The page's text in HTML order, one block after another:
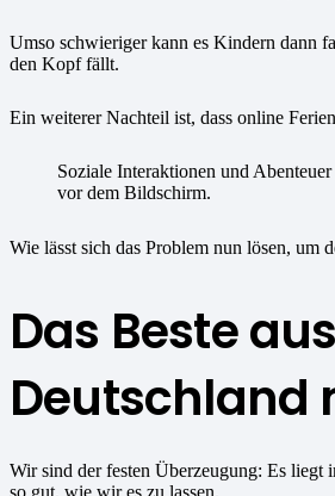
Umso schwieriger kann es Kindern dann
den Kopf fällt.
Ein weiterer Nachteil ist, dass online
Soziale Interaktionen und
vor dem Bildschirm.
Wie lässt sich das Problem nun lösen, um
Das Beste
Deutschland
Wir sind der festen Überzeugung: Es liegt
so gut, wie wir es zu lassen.